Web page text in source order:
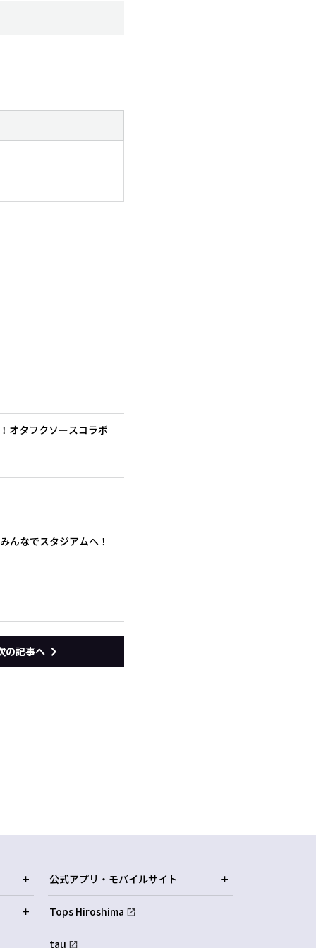
オタフクソースコラボ
んなでスタジアムへ！
の記事へ
公式アプリ・モバイルサイト
Tops Hiroshima
tau